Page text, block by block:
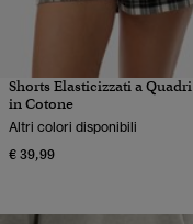
Shorts Elasticizzati a Quadri
in Cotone
Altri colori disponibili
€ 39,99